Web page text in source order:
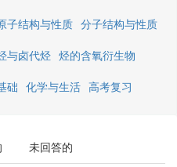
子结构与性质 分子结构与性质
与卤代烃 烃的含氧衍生物
础 化学与生活 高考复习
未回答的